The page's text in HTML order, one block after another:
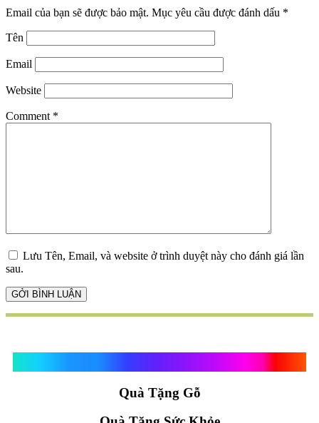
Email của bạn sẽ được bảo mật. Mục yêu cầu được đánh dấu *
Tên
Email
Website
Comment *
Lưu Tên, Email, và website ở trình duyệt này cho đánh giá lần
sau.
Quà Tặng Gỗ